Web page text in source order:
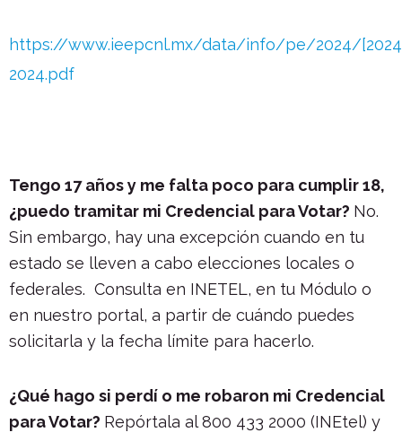
https://www.ieepcnl.mx/data/info/pe/2024/
2024.pdf
Tengo 17 años y me falta poco para cumplir 18,
¿puedo tramitar mi Credencial para Votar? No.
Sin embargo, hay una excepción cuando en tu
estado se lleven a cabo elecciones locales o
federales. Consulta en INETEL, en tu Módulo o
en nuestro portal, a partir de cuándo puedes
solicitarla y la fecha límite para hacerlo.
¿Qué hago si perdí o me robaron mi Credencial
para Votar? Repórtala al 800 433 2000 (INEtel) y